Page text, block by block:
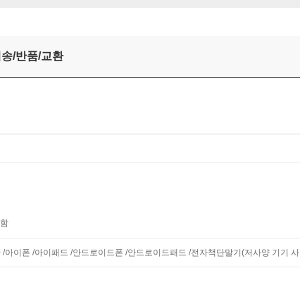
/반품/교환
아이폰 /아이패드 /안드로이드폰 /안드로이드패드 /전자책단말기(저사양 기기